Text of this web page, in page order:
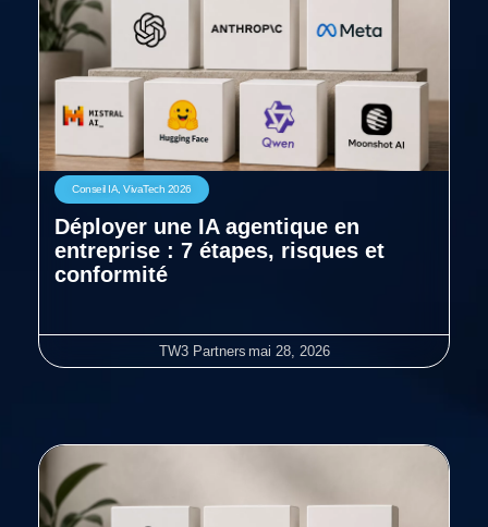
Conseil IA, VivaTech 2026
Déployer une IA agentique en
entreprise : 7 étapes, risques et
conformité
TW3 Partners mai 28, 2026